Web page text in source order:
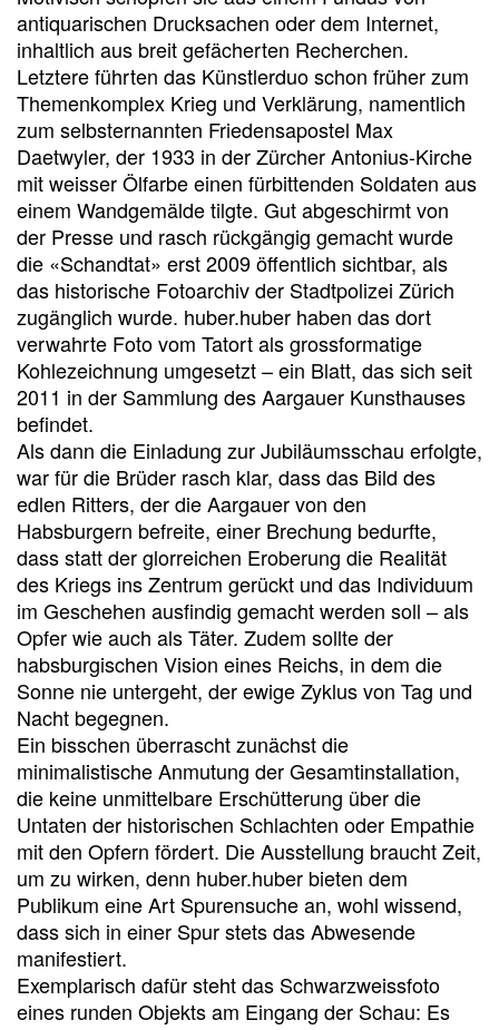
antiquarischen Drucksachen oder dem Internet,
inhaltlich aus breit gefächerten Recherchen.
Letztere führten das Künstlerduo schon früher zum
Themenkomplex Krieg und Verklärung, namentlich
zum selbsternannten Friedens­apostel Max
Daetwyler, der 1933 in der Zürcher Antonius-Kirche
mit weisser Ölfarbe einen fürbittenden Soldaten aus
einem Wandgemälde tilgte. Gut abgeschirmt von
der Presse und rasch rückgängig gemacht wurde
die «Schandtat» erst 2009 öffentlich sichtbar, als
das historische Fotoarchiv der Stadtpolizei Zürich
zugänglich wurde. huber.huber haben das dort
verwahrte Foto vom Tatort als grossformatige
Kohlezeichnung umgesetzt – ein Blatt, das sich seit
2011 in der Sammlung des Aargauer Kunsthauses
befindet.
Als dann die Einladung zur Jubiläumsschau erfolgte,
war für die Brüder rasch klar, dass das Bild des
edlen Ritters, der die Aargauer von den
Habsburgern befreite, einer Brechung bedurfte,
dass statt der glorreichen Eroberung die Realität
des Kriegs ins Zentrum gerückt und das Individuum
im Geschehen ausfindig gemacht werden soll – als
Opfer wie auch als Täter. Zudem sollte der
habsburgischen Vision eines Reichs, in dem die
Sonne nie untergeht, der ewige Zyklus von Tag und
Nacht begegnen.
Ein bisschen überrascht zunächst die
minimalistische Anmutung der Gesamt­installation,
die keine unmittelbare Erschütterung über die
Untaten der historischen Schlachten oder Empathie
mit den Opfern fördert. Die Ausstellung braucht Zeit,
um zu wirken, denn huber.huber bieten dem
Publikum eine Art Spurensuche an, wohl wissend,
dass sich in einer Spur stets das Abwesende
manifestiert.
Exemplarisch dafür steht das Schwarzweissfoto
eines runden Objekts am Eingang der Schau: Es